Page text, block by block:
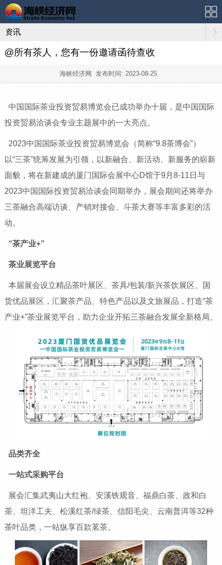
资讯
@所有茶人，您有一份邀请函待查收
海峡经济网 发布时间: 2023-08-25
中国国际茶业投资贸易博览会已成功举办十届，是中国国际
投资贸易洽谈会专业主题展中的一大亮点。
2023中国国际茶业投资贸易博览会（简称“9.8茶博会”）
以“三茶”统筹发展为引领，以新融合、新活动、新服务的崭新
面貌，将在新建成的厦门国际会展中心D馆于9月8-11日与
2023中国国际投资贸易洽谈会同期举办，展会期间还将举办
三茶融合高端访谈、产销对接会、斗茶大赛等丰富多彩的活
动。
“茶产业+”
茶业展览平台
本届展会设立精品茶叶展区、茶具/包装/新兴茶饮展区、国
货优品展区，汇聚茶产品、特色产品以及文旅展品，打造“茶
产业+”茶业展览平台，助力企业开拓三茶融合发展全新格局。
品类齐全
一站式采购平台
展会汇集武夷山大红袍、安溪铁观音、福鼎白茶、政和白
茶、坦洋工夫、松溪红茶/绿茶、信阳毛尖、云南普洱等32种
茶叶品类，一站纵享百款茗茶。